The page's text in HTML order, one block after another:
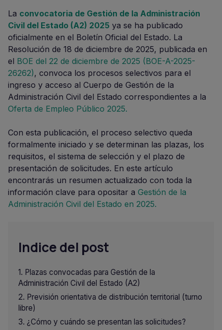
La convocatoria de Gestión de la Administración
Civil del Estado (A2) 2025 ya se ha publicado
oficialmente en el Boletín Oficial del Estado. La
Resolución de 18 de diciembre de 2025, publicada en
el BOE del 22 de diciembre de 2025 (BOE-A-2025-
26262), convoca los procesos selectivos para el
ingreso y acceso al Cuerpo de Gestión de la
Administración Civil del Estado correspondientes a la
Oferta de Empleo Público 2025.
Con esta publicación, el proceso selectivo queda
formalmente iniciado y se determinan las plazas, los
requisitos, el sistema de selección y el plazo de
presentación de solicitudes. En este artículo
encontrarás un resumen actualizado con toda la
información clave para opositar a Gestión de la
Administración Civil del Estado en 2025.
Indice del post
Plazas convocadas para Gestión de la
Administración Civil del Estado (A2)
Previsión orientativa de distribución territorial (turno
libre)
¿Cómo y cuándo se presentan las solicitudes?